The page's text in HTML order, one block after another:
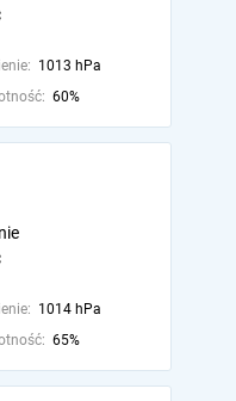
1013 hPa
60%
1014 hPa
65%